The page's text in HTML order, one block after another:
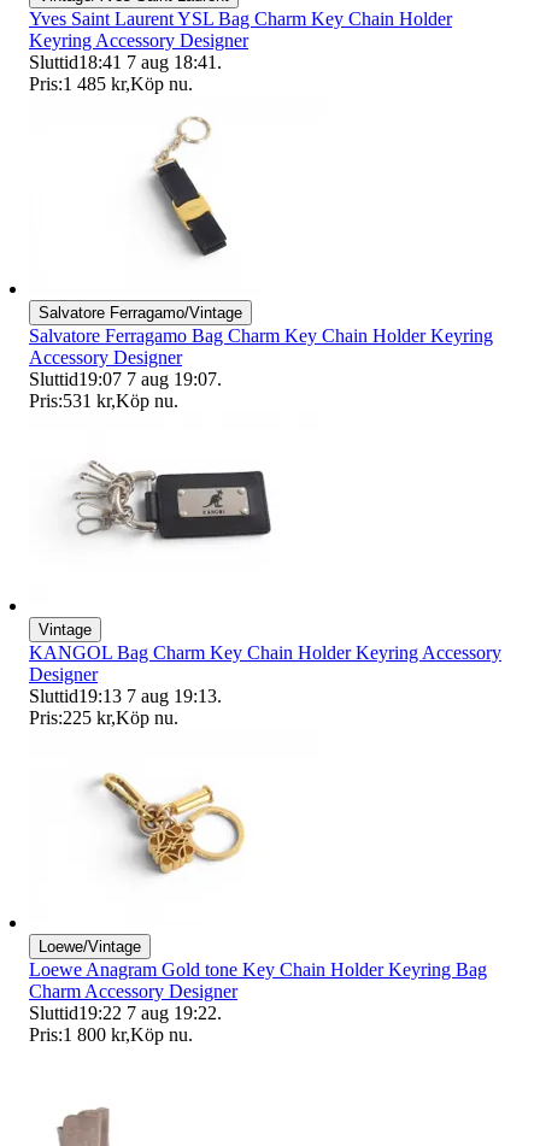
Yves Saint Laurent YSL Bag Charm Key Chain Holder
Keyring Accessory Designer
Sluttid18:41 7 aug 18:41 .
Pris:1 485 kr,Köp nu.
Salvatore Ferragamo/Vintage
Salvatore Ferragamo Bag Charm Key Chain Holder Keyring
Accessory Designer
Sluttid19:07 7 aug 19:07.
Pris:531 kr,Köp nu.
Vintage
KANGOL Bag Charm Key Chain Holder Keyring Accessory
Designer
Sluttid19:13 7 aug 19:13.
Pris:225 kr,Köp nu.
Loewe/Vintage
Loewe Anagram Gold tone Key Chain Holder Keyring Bag
Charm Accessory Designer
Sluttid19:22 7 aug 19:22.
Pris:1 800 kr,Köp nu.